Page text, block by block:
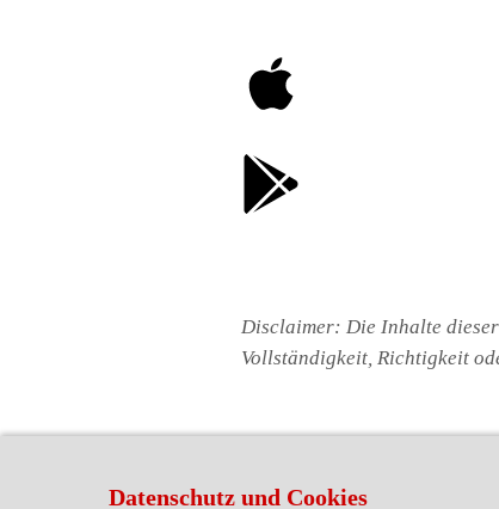
Disclaimer: Die Inhalte dieser
Vollständigkeit, Richtigkeit
Datenschutz und Cookies